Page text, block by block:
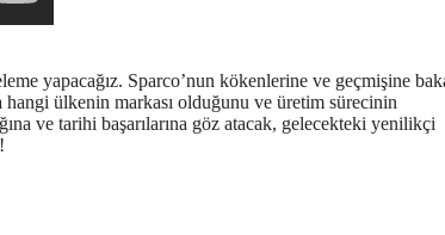
yapacağız. Sparco’nun kökenlerine ve geçmişine
ülkenin markası olduğunu ve üretim sürecinin
ve tarihi başarılarına göz atacak, gelecekteki yenilikçi